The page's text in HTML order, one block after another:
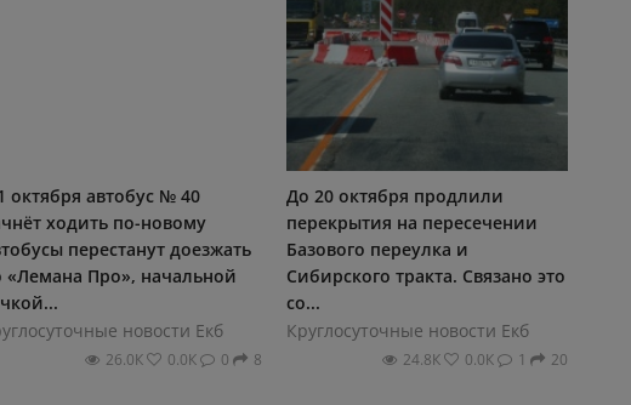
октября автобус № 40
ходить по-новому
перестанут доезжать
«Лемана Про», начальной
новости Екб
26.0К 0.0К 0 8
До 20 октября продлили
перекрытия на пересечении
Базового переулка и
Сибирского тракта. Связано это
со...
Круглосуточные новости Екб
24.8К 0.0К 1 20